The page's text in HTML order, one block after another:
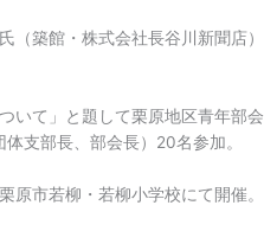
（築館・株式会社長谷川新聞店）
いて」と題して栗原地区青年部会
支部長、部会長）20名参加。
原市若柳・若柳小学校にて開催。